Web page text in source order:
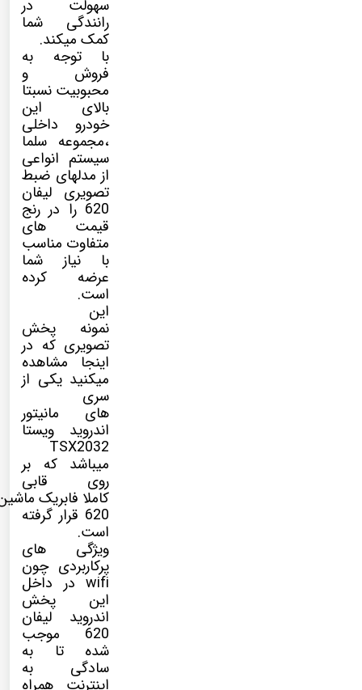
سهولت در
رانندگی شما
کمک میکند.
با توجه به
فروش و
محبوبیت نسبتا
بالای این
خودرو داخلی
،مجموعه سلما
سیستم انواعی
از مدلهای ضبط
تصویری لیفان
620 را در رنج
قیمت های
متفاوت مناسب
با نیاز شما
عرضه کرده
است.
این
نمونه پخش
تصویری که در
اینجا مشاهده
میکنید یکی از
سری
های مانیتور
اندروید ویستا
TSX2032
میباشد که بر
روی قابی
کاملا فابریک
620 قرار گرفته
است.
ویژگی های
پرکاربردی چون
wifi در داخل
این پخش
اندروید لیفان
620 موجب
شده تا به
سادگی به
اینترنت همراه